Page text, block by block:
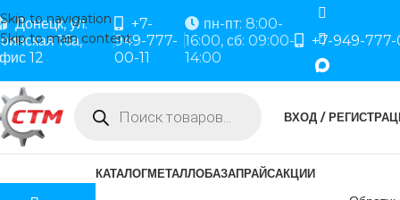
Skip to navigation
Skip to main content
Донецк, ул.
16а,
12
+7-
949-777-
00-11
пн-пт: 8:00-
16:00, сб: 09:00-
14:00
+7-949-777-
ВХОД /
КАТАЛОГМЕТАЛЛОБАЗАПРАЙСАКЦИИ